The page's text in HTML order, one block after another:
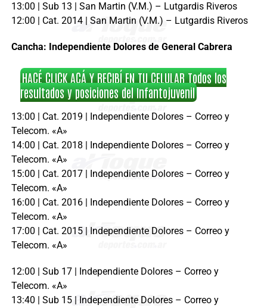
13:00 | Sub 13 | San Martin (V.M.) – Lutgardis Riveros
12:00 | Cat. 2014 | San Martin (V.M.) – Lutgardis Riveros
Cancha: Independiente Dolores de General Cabrera
HACÉ CLICK ACÁ Y RECIBÍ EN TU CELULAR Todos los
resultados y posiciones del Infantojuvenil
13:00 | Cat. 2019 | Independiente Dolores – Correo y
Telecom. «A»
14:00 | Cat. 2018 | Independiente Dolores – Correo y
Telecom. «A»
15:00 | Cat. 2017 | Independiente Dolores – Correo y
Telecom. «A»
16:00 | Cat. 2016 | Independiente Dolores – Correo y
Telecom. «A»
17:00 | Cat. 2015 | Independiente Dolores – Correo y
Telecom. «A»
12:00 | Sub 17 | Independiente Dolores – Correo y
Telecom. «A»
13:40 | Sub 15 | Independiente Dolores – Correo y